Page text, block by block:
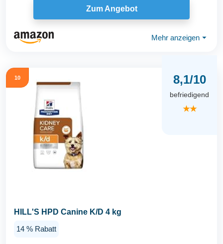
Zum Angebot
Mehr anzeigen ⏷
10 8,1/10
befriedigend
★★
HILL'S HPD Canine K/D 4 kg
14 % Rabatt